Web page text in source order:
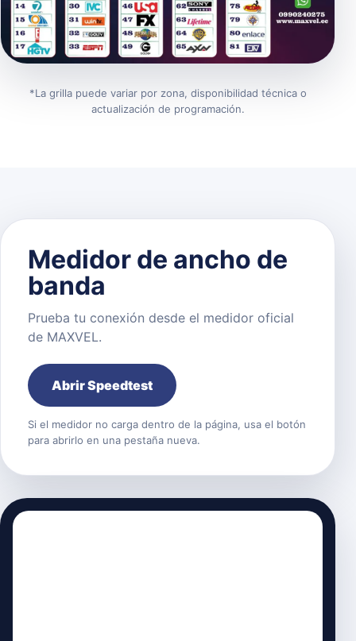
*La grilla puede variar por zona, disponibilidad técnica o
actualización de programación.
Medidor de ancho de
banda
Prueba tu conexión desde el medidor oficial
de MAXVEL.
Abrir Speedtest
Si el medidor no carga dentro de la página, usa el botón
para abrirlo en una pestaña nueva.